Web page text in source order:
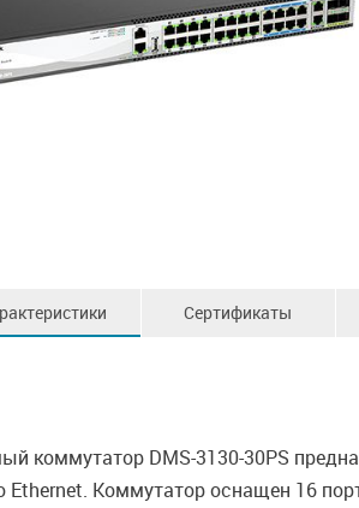
Сертификаты
коммутатор DMS-3130-30PS
Ethernet. Коммутатор оснащен 16